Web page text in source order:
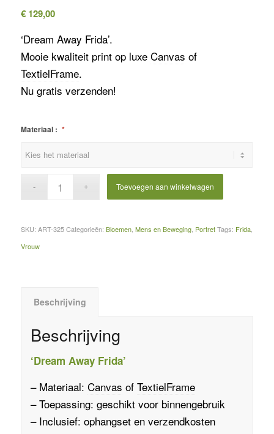
€129,00
‘Dream Away Frida’.
Mooie kwaliteit print op luxe Canvas of
TextielFrame.
Nu gratis verzenden!
Materiaal : *
Toevoegen aan winkelwagen
SKU: ART-325 Categorieën: Bloemen, Mens en Beweging, Portret Tags: Frida,
Vrouw
Beschrijving
Beschrijving
‘Dream Away Frida’
– Materiaal: Canvas of TextielFrame
– Toepassing: geschikt voor binnengebruik
– Inclusief: ophangset en verzendkosten